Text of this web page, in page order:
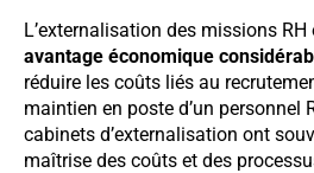
L’externalisation des missions
avantage économique
réduire les coûts liés au
maintien en poste d’un personnel
cabinets d’externalisation ont
maîtrise des coûts et des